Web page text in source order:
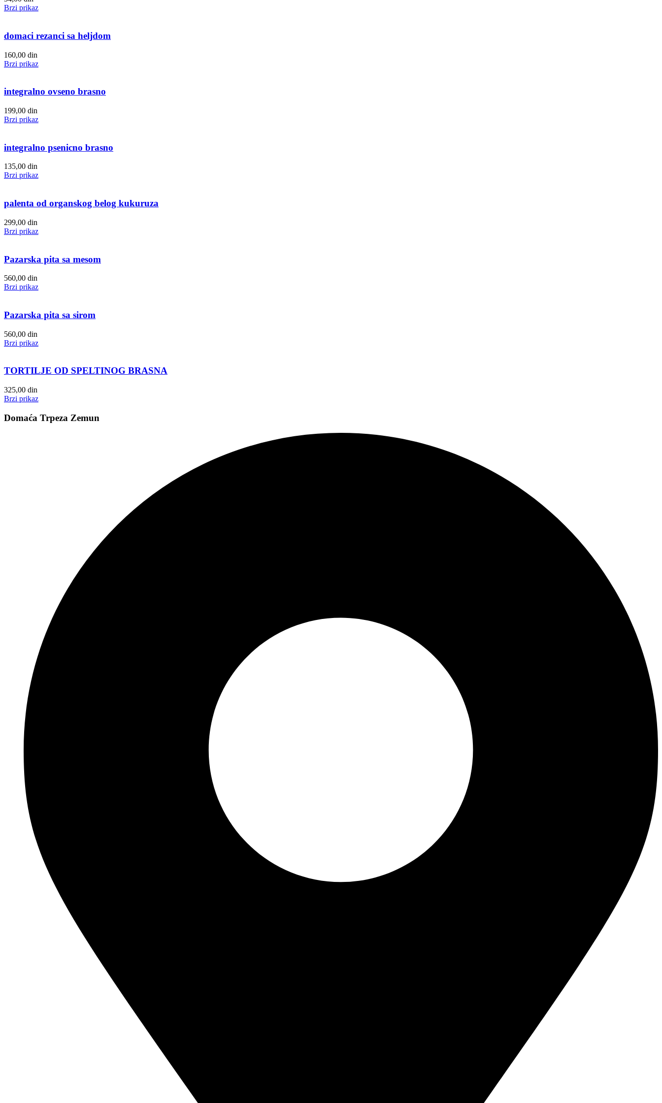
Brzi prikaz
domaci rezanci sa heljdom
160,00 din
Brzi prikaz
integralno ovseno brasno
199,00 din
Brzi prikaz
integralno psenicno brasno
135,00 din
Brzi prikaz
palenta od organskog belog kukuruza
299,00 din
Brzi prikaz
Pazarska pita sa mesom
560,00 din
Brzi prikaz
Pazarska pita sa sirom
560,00 din
Brzi prikaz
TORTILJE OD SPELTINOG BRASNA
325,00 din
Brzi prikaz
Domaća Trpeza Zemun